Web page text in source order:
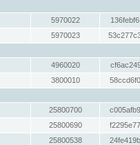
5970022
5970023
4960020
3800010
25800700
25800690
25800538